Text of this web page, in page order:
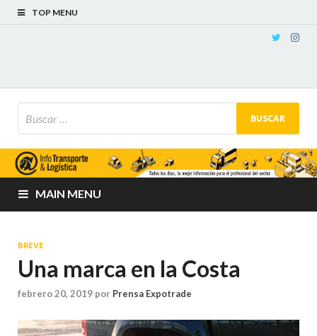
TOP MENU
MAIN MENU
BREVE
Una marca en la Costa
febrero 20, 2019 por Prensa Expotrade